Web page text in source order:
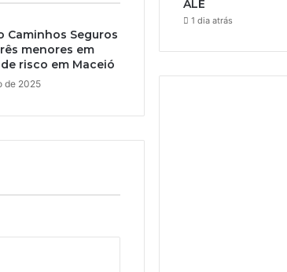
Caminhos Seguros
menores em
risco em Maceió
de 2025
ALE
1 dia atrás